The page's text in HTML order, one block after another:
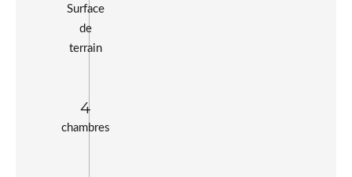
Surface
de
terrain
chambres
4